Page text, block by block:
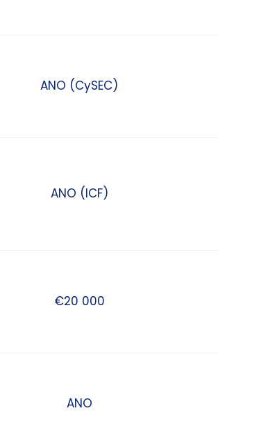
ANO (CySEC)
ANO (ICF)
€20 000
ANO